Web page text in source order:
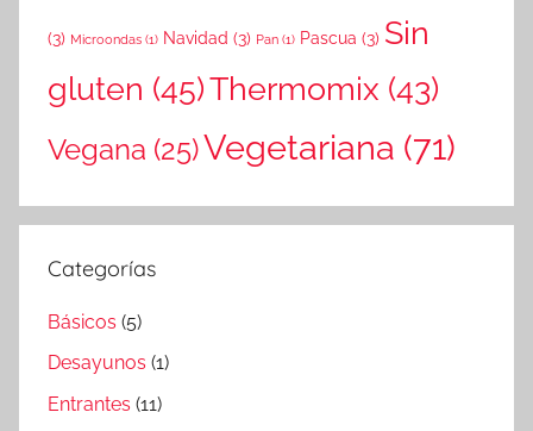
(3) Microondas (1) Navidad (3) Pan (1) Pascua (3) Sin
gluten (45)Thermomix (43)
Vegana (25)Vegetariana (71)
Categorías
Básicos (5)
Desayunos (1)
Entrantes (11)